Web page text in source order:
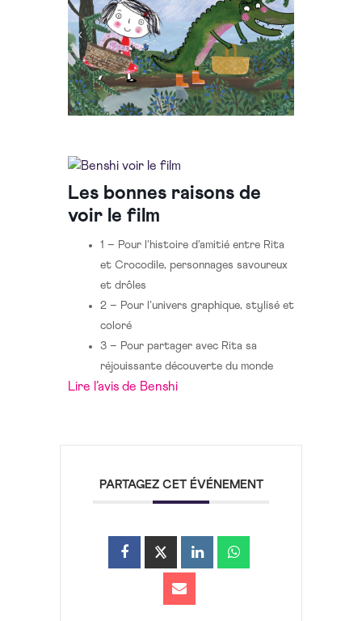
Les bonnes raisons de
voir le film
1 – Pour l’histoire d’amitié entre Rita
et Crocodile, personnages savoureux
et drôles
2 – Pour l’univers graphique, stylisé et
coloré
3 – Pour partager avec Rita sa
réjouissante découverte du monde
Lire l’avis de Benshi
PARTAGEZ CET ÉVÉNEMENT